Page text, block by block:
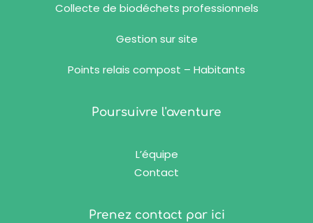
Collecte de biodéchets professionnels
Gestion sur site
Points relais compost – Habitants
Poursuivre l'aventure
L’équipe
Contact
Prenez contact par ici